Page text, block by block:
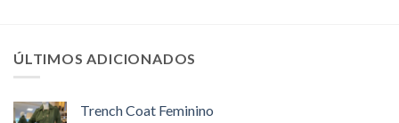
ÚLTIMOS ADICIONADOS
Trench Coat Feminino